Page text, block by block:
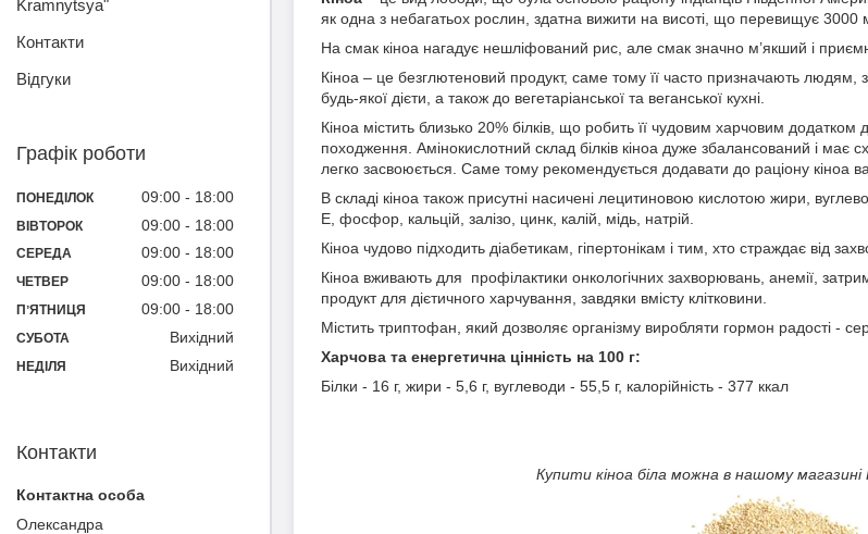
як одна з небагатьох рослин, здатна вижити на висоті, що перевищує 3000
На смак кіноа нагадує нешліфований рис, але смак значно м’якший і
Кіноа – це безглютеновий продукт, саме тому її часто призначають
будь-якої дієти, а також до вегетаріанської та веганської кухні.
Кіноа містить близько 20% білків, що робить її чудовим харчовим
походження. Амінокислотний склад білків кіноа дуже збалансований і має
легко засвоюється. Саме тому рекомендується додавати до раціону кіноа
В складі кіноа також присутні насичені лецитиновою кислотою жири,
Е, фосфор, кальцій, залізо, цинк, калій, мідь, натрій.
Кіноа чудово підходить діабетикам, гіпертонікам і тим, хто страждає від
Кіноа вживають для профілактики онкологічних захворювань, анемії,
продукт для дієтичного харчування, завдяки вмісту клітковини.
Містить триптофан, який дозволяє організму виробляти гормон радості -
Харчова та енергетична цінність на 100 г:
Білки - 16 г, жири - 5,6 г, вуглеводи - 55,5 г, калорійність - 377 ккал
Купити кіноа біла можна в нашому
Kramnytsya"
Контакти
Відгуки
Графік роботи
ПОНЕДІЛОК 09:00 18:00
ВІВТОРОК 09:00 18:00
СЕРЕДА 09:00 18:00
ЧЕТВЕР 09:00 18:00
ПʼЯТНИЦЯ 09:00 18:00
СУБОТА Вихідний
НЕДІЛЯ Вихідний
Контакти
Олександра